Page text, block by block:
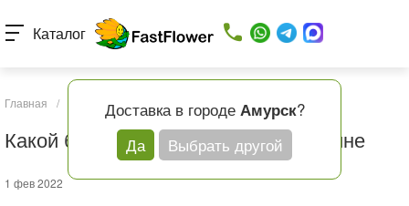
Доставка в городе Амурск?
Да
Выбрать другой
Каталог
Главная / Какой букет цветов подарить женщине
Какой букет цветов подарить женщине
1 фев 2022